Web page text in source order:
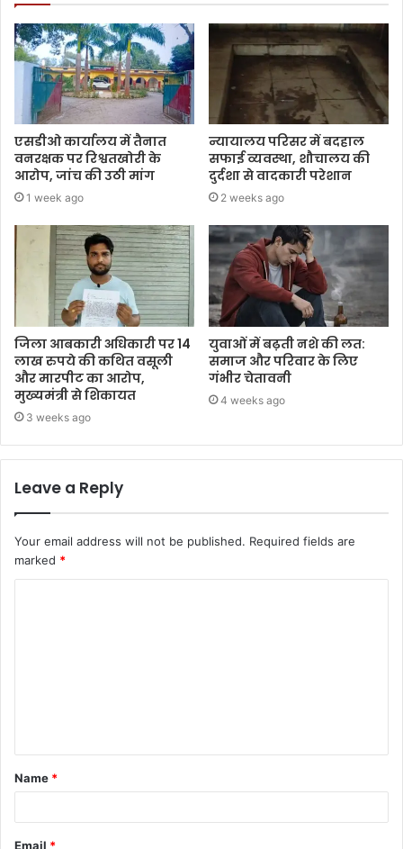
एसडीओ कार्यालय में तैनात
वनरक्षक पर रिश्वतखोरी के
आरोप, जांच की उठी मांग
1 week ago
न्यायालय परिसर में बदहाल
सफाई व्यवस्था, शौचालय की
दुर्दशा से वादकारी परेशान
2 weeks ago
जिला आबकारी अधिकारी पर 14
लाख रुपये की कथित वसूली
और मारपीट का आरोप,
मुख्यमंत्री से शिकायत
3 weeks ago
युवाओं में बढ़ती नशे की लत:
समाज और परिवार के लिए
गंभीर चेतावनी
4 weeks ago
Leave a Reply
Your email address will not be published. Required fields are
marked *
Name *
Email *